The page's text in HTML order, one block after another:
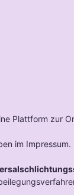
Plattform zur
im Impressum.